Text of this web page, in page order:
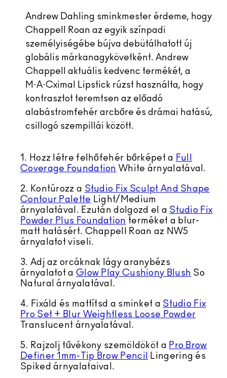
Andrew Dahling sminkmester érdeme, hogy
Chappell Roan az egyik színpadi
személyiségébe bújva debütálhatott új
globális márkanagykövetként. Andrew
Chappell aktuális kedvenc termékét, a
M·A·Cximal Lipstick rúzst használta, hogy
kontrasztot teremtsen az előadó
alabástromfehér arcbőre és drámai hatású,
csillogó szempillái között.
1. Hozz létre felhőfehér bőrképet a Full
Coverage Foundation White árnyalatával.
2. Kontúrozz a Studio Fix Sculpt And Shape
Contour Palette Light/Medium
árnyalatával. Ezután dolgozd el a Studio Fix
Powder Plus Foundation terméket a blur-
matt hatásért. Chappell Roan az NW5
árnyalatot viseli.
3. Adj az orcáknak lágy aranybézs
árnyalatot a Glow Play Cushiony Blush So
Natural árnyalatával.
4. Fixáld és mattítsd a sminket a Studio Fix
Pro Set + Blur Weightless Loose Powder
Translucent árnyalatával.
5. Rajzolj tűvékony szemöldököt a Pro Brow
Definer 1mm-Tip Brow Pencil
Lingering és
Spiked árnyalataival.